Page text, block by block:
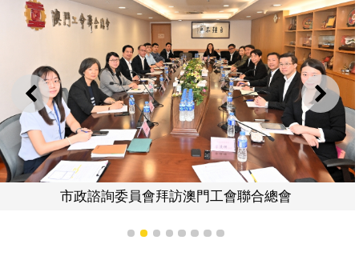
上一則 下一
市政諮詢委員會拜訪澳門工會聯合總會
1 2 3 4 5 6 7 8